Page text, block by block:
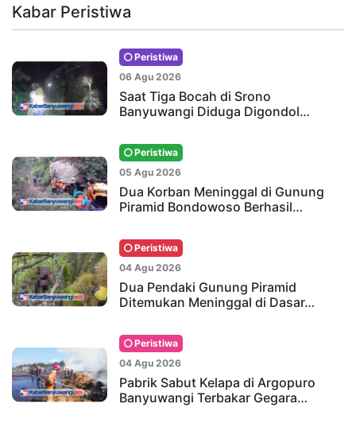
Kabar Peristiwa
Peristiwa
06 Agu 2026
Saat Tiga Bocah di Srono
Banyuwangi Diduga Digondol…
Peristiwa
05 Agu 2026
Dua Korban Meninggal di Gunung
Piramid Bondowoso Berhasil…
Peristiwa
04 Agu 2026
Dua Pendaki Gunung Piramid
Ditemukan Meninggal di Dasar…
Peristiwa
04 Agu 2026
Pabrik Sabut Kelapa di Argopuro
Banyuwangi Terbakar Gegara…